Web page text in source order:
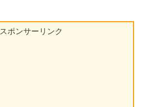
スポンサーリンク